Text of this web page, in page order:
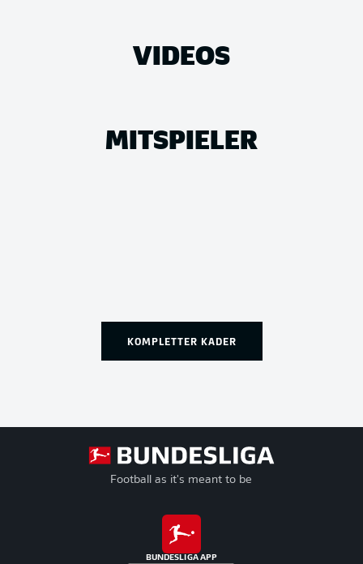
VIDEOS
MITSPIELER
KOMPLETTER KADER
Football as it's meant to be
BUNDESLIGA APP